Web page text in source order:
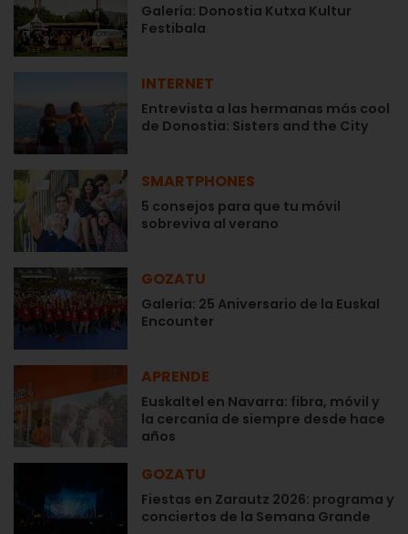
Galería: Donostia Kutxa Kultur
Festibala
INTERNET
Entrevista a las hermanas más cool
de Donostia: Sisters and the City
SMARTPHONES
5 consejos para que tu móvil
sobreviva al verano
GOZATU
Galería: 25 Aniversario de la Euskal
Encounter
APRENDE
Euskaltel en Navarra: fibra, móvil y
la cercanía de siempre desde hace
años
GOZATU
Fiestas en Zarautz 2026: programa y
conciertos de la Semana Grande